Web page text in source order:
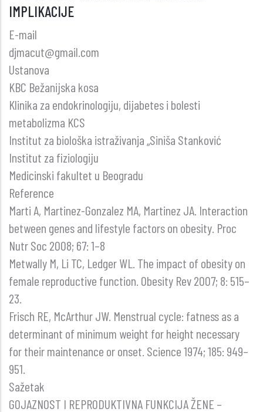
IMPLIKACIJE
E-mail
djmacut@gmail.com
Ustanova
KBC Bežanijska kosa
Klinika za endokrinologiju, dijabetes i bolesti
metabolizma KCS
Institut za biološka istraživanja „Siniša Stanković
Institut za fiziologiju
Medicinski fakultet u Beogradu
Reference
Marti A, Martinez-Gonzalez MA, Martinez JA. Interaction
between genes and lifestyle factors on obesity. Proc
Nutr Soc 2008; 67: 1–8
Metwally M, Li TC, Ledger WL. The impact of obesity on
female reproductive function. Obesity Rev 2007; 8: 515–
23.
Frisch RE, McArthur JW. Menstrual cycle: fatness as a
determinant of minimum weight for height necessary
for their maintenance or onset. Science 1974; 185: 949–
951.
Sažetak
GOJAZNOST I REPRODUKTIVNA FUNKCIJA ŽENE –